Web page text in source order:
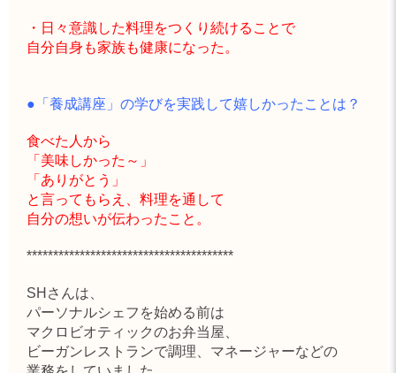
・日々意識した料理をつくり続けることで
自分自身も家族も健康になった。
●「養成講座」の学びを実践して嬉しかったことは？
食べた人から
「美味しかった～」
「ありがとう」
と言ってもらえ、料理を通して
自分の想いが伝わったこと。
***************************************
SHさんは、
パーソナルシェフを始める前は
マクロビオティックのお弁当屋、
ビーガンレストランで調理、マネージャーなどの